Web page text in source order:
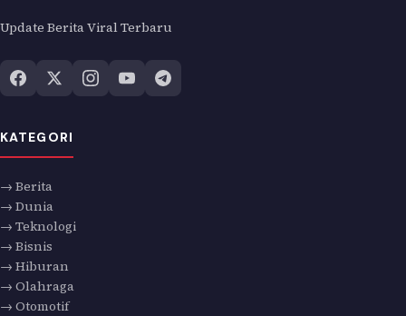
Update Berita Viral Terbaru
KATEGORI
→ Berita
→ Dunia
→ Teknologi
→ Bisnis
→ Hiburan
→ Olahraga
→ Otomotif